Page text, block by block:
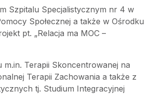
Szpitalu Specjalistycznym nr 4 w
Społecznej a także w Ośrodku
pt. „Relacja ma MOC –
Terapii Skoncentrowanej na
Terapii Zachowania a także z
tj. Studium Integracyjnej